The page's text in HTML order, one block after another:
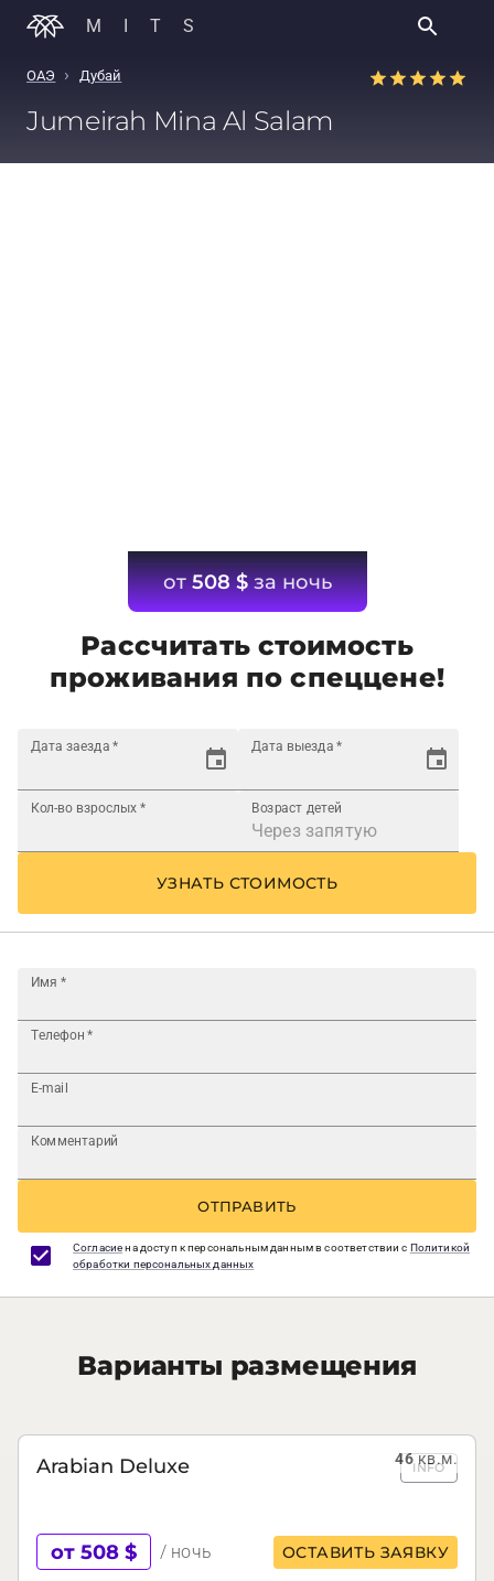
MITS
ОАЭ › Дубай
Jumeirah Mina Al Salam
от508 $за ночь
Рассчитать стоимость
проживания по спеццене!
Дата заезда * Дата выезда *
Кол-во взрослых * Возраст детей
УЗНАТЬ СТОИМОСТЬ
Имя *
Телефон *
E-mail
Комментарий
ОТПРАВИТЬ
Согласиена доступ к персональным данным в соответствии с Политикой
обработки персональных данных
Варианты размещения
46кв.м.
Arabian Deluxe INFO
от 508 $ / ночь ОСТАВИТЬ ЗАЯВКУ